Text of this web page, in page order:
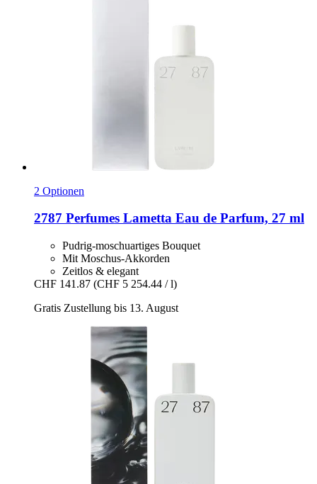
2 Optionen
2787 Perfumes Lametta Eau de Parfum, 27 ml
Pudrig-moschuartiges Bouquet
Mit Moschus-Akkorden
Zeitlos & elegant
CHF 141.87 (CHF 5 254.44 / l)
Gratis Zustellung bis 13. August